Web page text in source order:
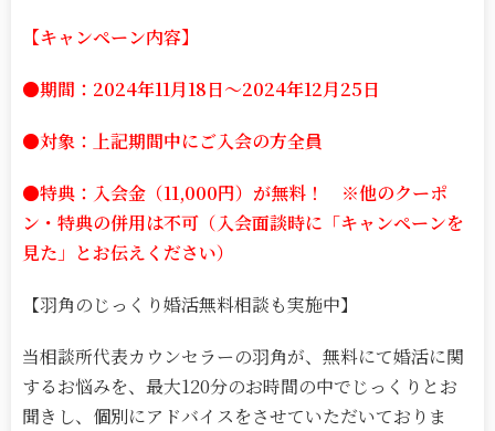
【キャンペーン内容】
●期間：2024年11月18日～2024年12月25日
●対象：上記期間中にご入会の方全員
●特典：入会金（11,000円）が無料！ ※他のクーポ
ン・特典の併用は不可（入会面談時に「キャンペーンを
見た」とお伝えください）
【羽角のじっくり婚活無料相談も実施中】
当相談所代表カウンセラーの羽角が、無料にて婚活に関
するお悩みを、最大120分のお時間の中でじっくりとお
聞きし、個別にアドバイスをさせていただいておりま